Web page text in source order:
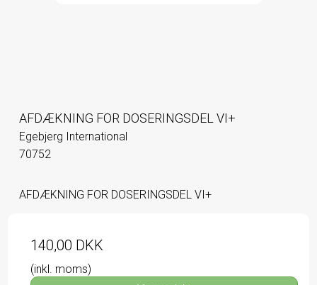
AFDÆKNING FOR DOSERINGSDEL VI+
Egebjerg International
70752
AFDÆKNING FOR DOSERINGSDEL VI+
140,00 DKK
(inkl. moms)